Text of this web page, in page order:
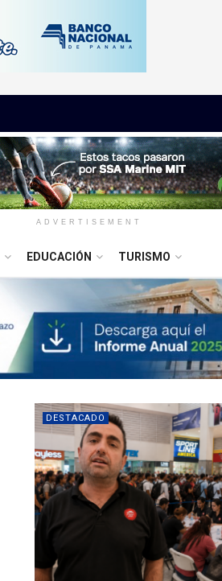
ADVERTISEMENT
EDUCACIÓN TURISMO
DESTACADO